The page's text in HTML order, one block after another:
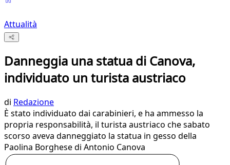
Attualità
Danneggia una statua di Canova,
individuato un turista austriaco
di Redazione
È stato individuato dai carabinieri, e ha ammesso la
propria responsabilità, il turista austriaco che sabato
scorso aveva danneggiato la statua in gesso della
Paolina Borghese di Antonio Canova